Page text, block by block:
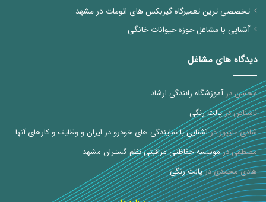
تخصصی ترین تعمیرگاه گیربکس های اتومات در مشهد
آشنایی با مشاغل حوزه حیوانات خانگی
دیدگاه های مشاغل
محسندرآموزشگاه رانندگی ارشاد
ناشناسدرپالت رنگی
شادی علیپوردرآشنایی با نمایندگی های خودرو در ایران و وظایف و کارهای آنها
مصطفیدرموسسه حفاظتی مراقبتی نظم گستران مشهد
هادی محمدیدرپالت رنگی